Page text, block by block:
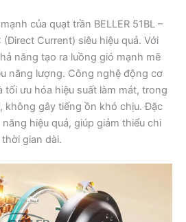
của quạt trần BELLER 51BL –
Current) siêu hiệu quả. Với
năng tạo ra luồng gió mạnh mẽ
năng lượng. Công nghệ động cơ
tối ưu hóa hiệu suất làm mát, trong
không gây tiếng ồn khó chịu. Đặc
hiệu quả, giúp giảm thiểu chi
gian dài.